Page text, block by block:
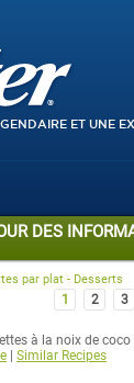
ET UNE
DES
par plat - Desserts
1 2 3
à la noix de
Similar Recipes